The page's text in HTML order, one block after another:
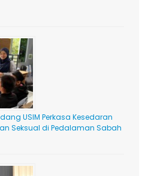
USIM Perkasa Kesedaran
Seksual di Pedalaman Sabah